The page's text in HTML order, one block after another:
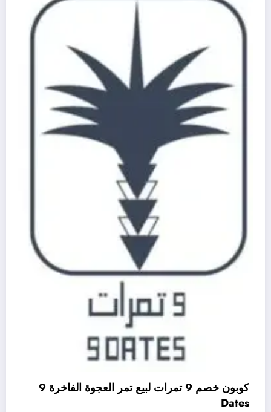
كوبون خصم 9 تمرات لبيع تمر العجوة الفاخرة 9
Dates